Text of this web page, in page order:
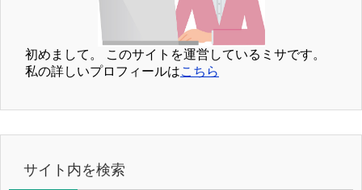
初めまして。
このサイトを運営しているミサです。
私の詳しいプロフィールはこちら
サイト内を検索